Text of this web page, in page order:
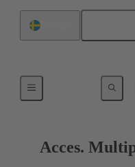
Kabelförskruvningar
Acces.